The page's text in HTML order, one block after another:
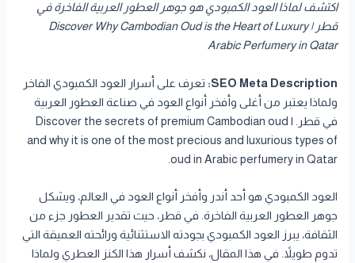
اكتشف لماذا العود الكمبودي هو جوهر العطور العربية الفاخرة في
قطر | Discover Why Cambodian Oud is the Heart of Luxury
Arabic Perfumery in Qatar
SEO Meta Description: تعرف على أسرار العود الكمبودي الفاخر
ولماذا يعتبر من أغلى وأفخر أنواع العود في صناعة العطور العربية
في قطر. | Discover the secrets of premium Cambodian oud
and why it is one of the most precious and luxurious types of
oud in Arabic perfumery in Qatar.
العود الكمبودي هو أحد أندر وأفخر أنواع العود في العالم، ويشكل
جوهر العطور العربية الفاخرة. في قطر، حيث تقدير العطور جزء من
الثقافة، يبرز العود الكمبودي بجودته الاستثنائية ورائحته العميقة التي
تدوم طويلاً. في هذا المقال، نكشف أسرار هذا الكنز العطري ولماذا